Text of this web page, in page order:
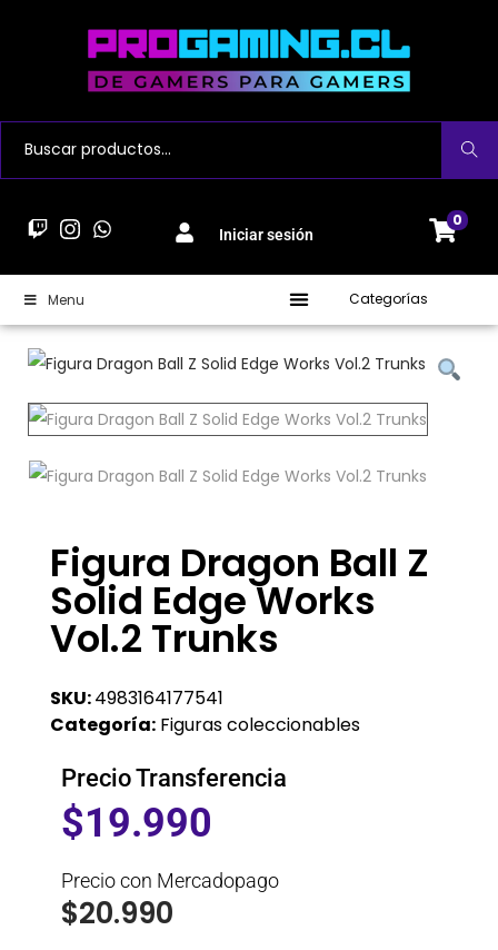
Buscar
Iniciar sesión
0
Menu Categorías
Figura Dragon Ball Z
Solid Edge Works
Vol.2 Trunks
SKU:4983164177541
Categoría: Figuras coleccionables
Precio Transferencia
$19.990
Precio con Mercadopago
$20.990